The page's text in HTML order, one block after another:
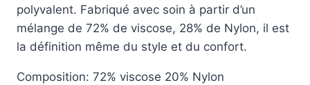
polyvalent. Fabriqué avec soin à partir d’un
mélange de 72% de viscose, 28% de Nylon, il est
la définition même du style et du confort.
Composition: 72% viscose 20% Nylon